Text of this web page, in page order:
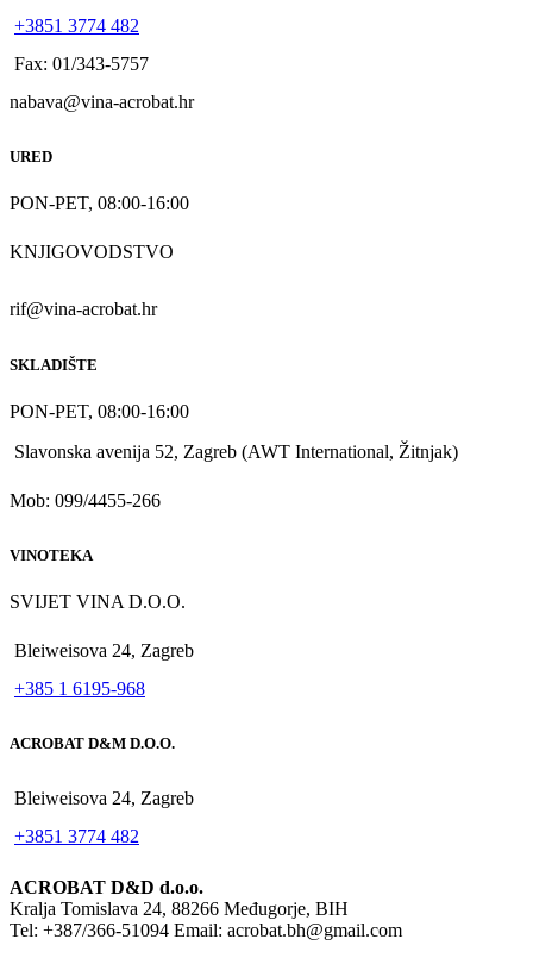
+3851 3774 482
Fax: 01/343-5757
nabava@vina-acrobat.hr
URED
PON-PET, 08:00-16:00
KNJIGOVODSTVO
rif@vina-acrobat.hr
SKLADIŠTE
PON-PET, 08:00-16:00
Slavonska avenija 52, Zagreb (AWT International, Žitnjak)
Mob: 099/4455-266
VINOTEKA
SVIJET VINA D.O.O.
Bleiweisova 24, Zagreb
+385 1 6195-968
ACROBAT D&M D.O.O.
Bleiweisova 24, Zagreb
+3851 3774 482
ACROBAT D&D d.o.o.
Kralja Tomislava 24, 88266 Međugorje, BIH
Tel: +387/366-51094 Email: acrobat.bh@gmail.com